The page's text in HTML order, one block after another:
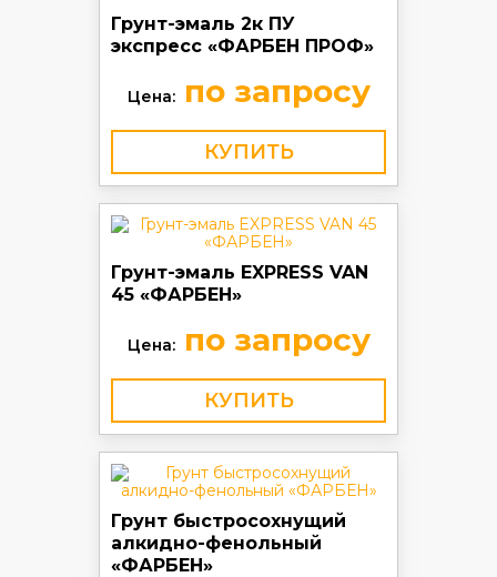
Грунт-эмаль 2к ПУ
экспресс «ФАРБЕН ПРОФ»
Цена:по запросу
КУПИТЬ
Грунт-эмаль EXPRESS VAN
45 «ФАРБЕН»
Цена:по запросу
КУПИТЬ
Грунт быстросохнущий
алкидно-фенольный
«ФАРБЕН»